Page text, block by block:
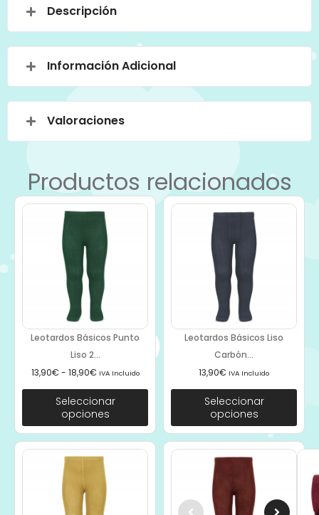
Descripción
Información Adicional
Valoraciones
Productos relacionados
Leotardos Básicos Punto
Liso 2...
13,90€ - 18,90€ IVA Incluido
Seleccionar
opciones
Leotardos Básicos Liso
Carbón...
13,90€ IVA Incluido
Seleccionar
opciones